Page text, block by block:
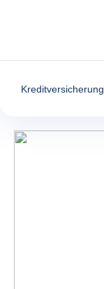
Kreditversicherung